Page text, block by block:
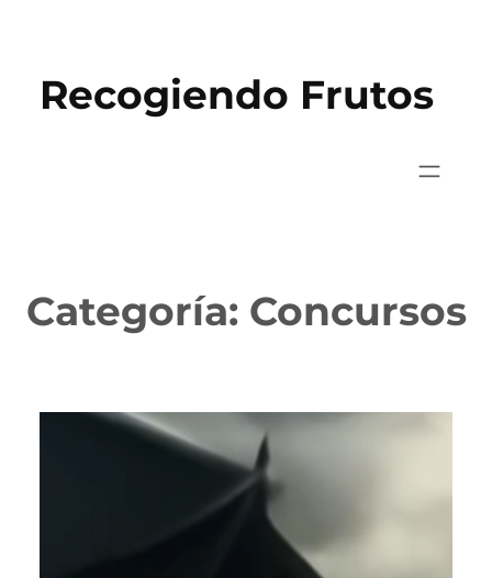
contenido
Recogiendo Frutos
Categoría: Concursos